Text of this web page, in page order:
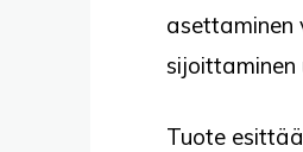
asettaminen
sijoittaminen
Tuote